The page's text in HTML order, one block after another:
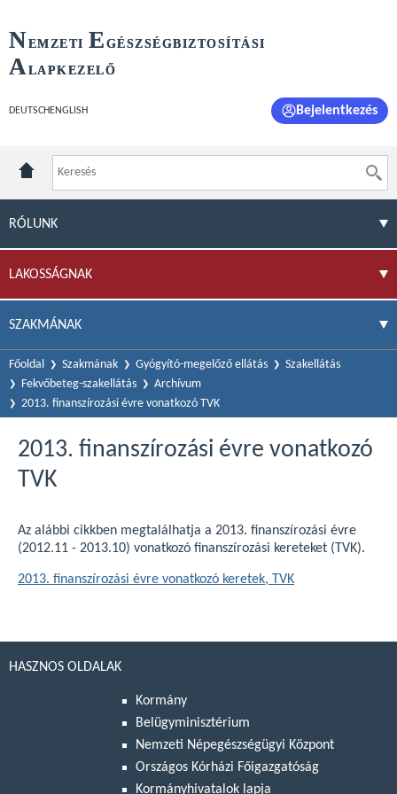
NEMZETI E GÉSZSÉGBIZTOSÍTÁSI
ALAPKEZELŐ
DEUTSCH ENGLISH Bejelentkezés
RÓLUNK
LAKOSSÁGNAK
SZAKMÁNAK
Főoldal Szakmának Gyógyító-megelőző ellátás
Szakellátás
Fekvőbeteg-szakellátás
Archívum
2013. finanszírozási évre vonatkozó TVK
2013. finanszírozási évre vonatkozó
TVK
Az alábbi cikkben megtalálhatja a 2013. finanszírozási évre
(2012.11 - 2013.10) vonatkozó finanszírozási kereteket (TVK).
2013. finanszírozási évre vonatkozó keretek, TVK
HASZNOS OLDALAK
Kormány
Belügyminisztérium
Nemzeti Népegészségügyi Központ
Országos Kórházi Főigazgatóság
Kormányhivatalok lapja